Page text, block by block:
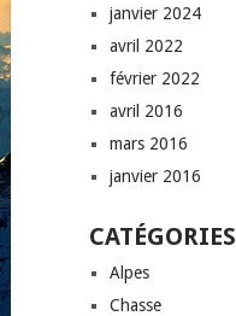
janvier 2024
avril 2022
février 2022
avril 2016
mars 2016
janvier 2016
CATÉGORIES
Alpes
Chasse